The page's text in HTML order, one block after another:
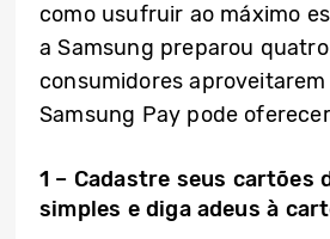
como usufruir ao máximo
a Samsung preparou
consumidores
Samsung Pay pode
1 – Cadastre seus cartões
simples e diga adeus à